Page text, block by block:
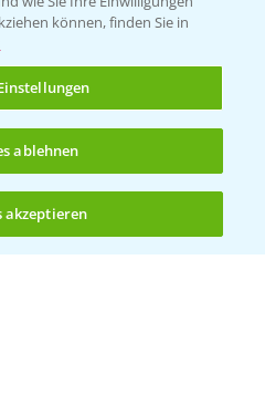
(noch 4)
Sorgfalt
können, finden Sie in
ablehnen
akzeptieren